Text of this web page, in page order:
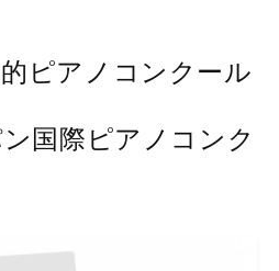
ピアノコンクール
国際ピアノコンク